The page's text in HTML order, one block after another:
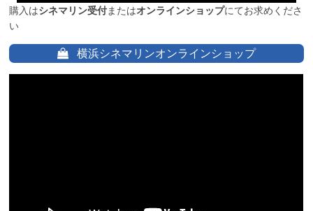
購入はシネマリン受付またはオンラインショップにてお求めくださ
い
横浜シネマリンオンラインショップ